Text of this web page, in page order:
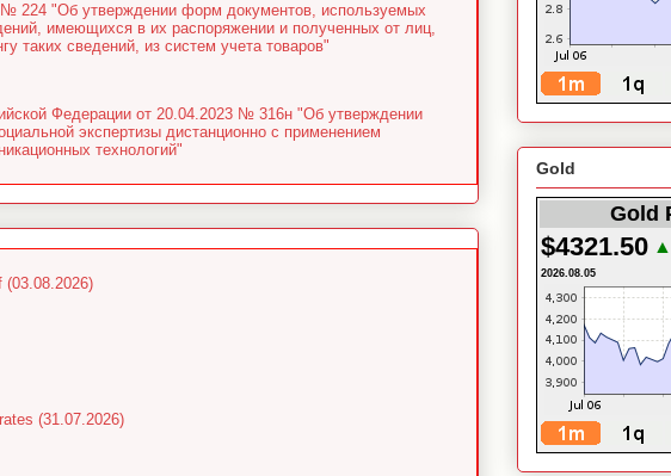
224 "Об утверждении форм документов, используемых
имеющихся в их распоряжении и полученных от лиц,
таких сведений, из систем учета товаров"
Федерации от 20.04.2023 № 316н "Об утверждении
экспертизы дистанционно с применением
технологий"
(03.08.2026)
(31.07.2026)
Gold
Gold
$4321.50
2026.08.05